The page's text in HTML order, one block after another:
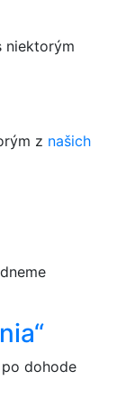
niektorým
z našich
dohode